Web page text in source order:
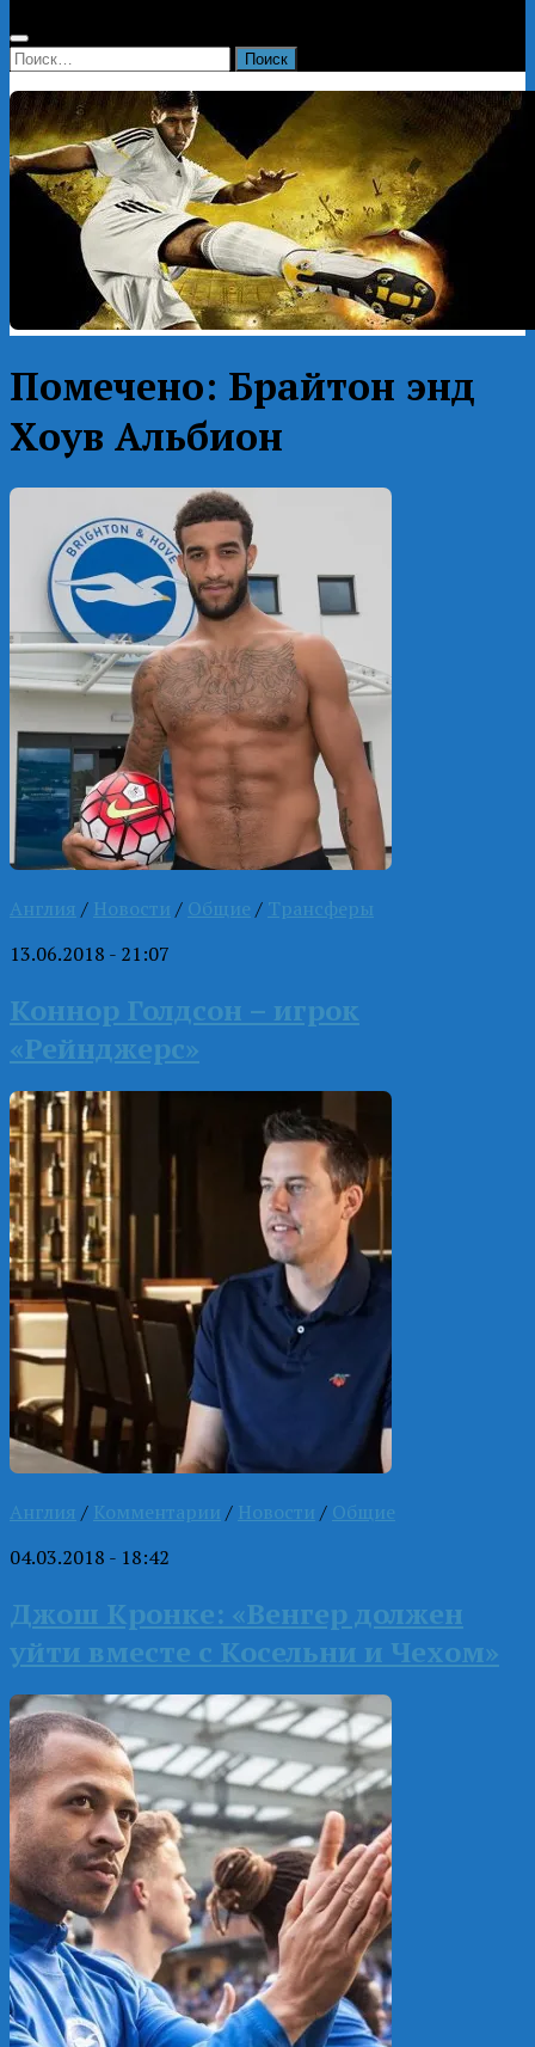
Найти:
Помечено: Брайтон энд
Хоув Альбион
Англия / Новости / Общие / Трансферы
13.06.2018 - 21:07
Коннор Голдсон – игрок
«Рейнджерс»
Англия / Комментарии / Новости / Общие
04.03.2018 - 18:42
Джош Кронке: «Венгер должен
уйти вместе с Косельни и Чехом»